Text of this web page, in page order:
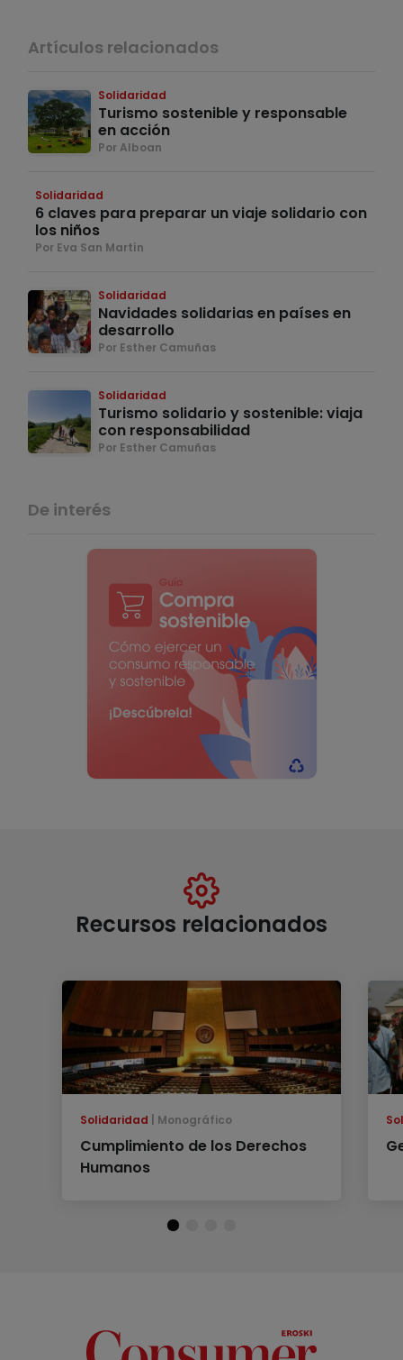
Artículos relacionados
Solidaridad
Turismo sostenible y responsable
en acción
Por Alboan
Solidaridad
6 claves para preparar un viaje solidario con
los niños
Por Eva San Martín
Solidaridad
Navidades solidarias en países en
desarrollo
Por Esther Camuñas
Solidaridad
Turismo solidario y sostenible: viaja
con responsabilidad
Por Esther Camuñas
De interés
Recursos relacionados
Solidaridad Monográfico
Cumplimiento de los Derechos
Humanos